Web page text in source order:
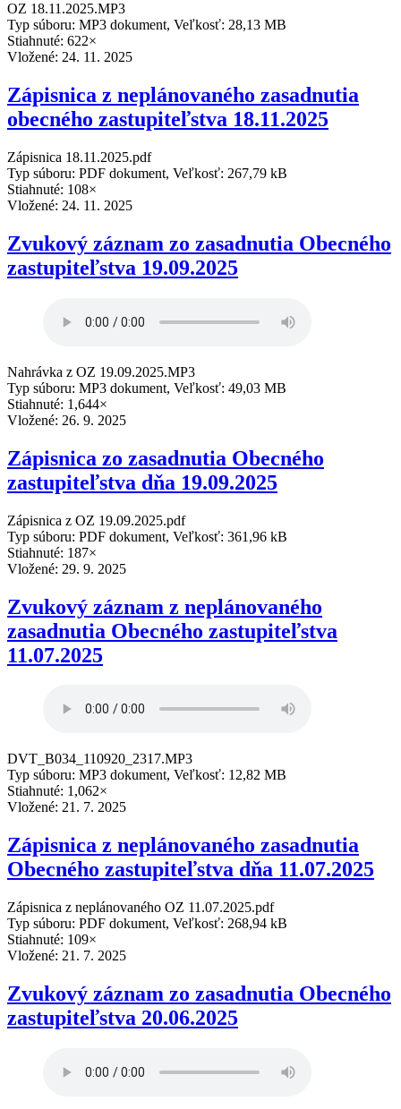
OZ 18.11.2025.MP3
Typ súboru: MP3 dokument, Veľkosť: 28,13 MB
Stiahnuté: 622×
Vložené: 24. 11. 2025
Zápisnica z neplánovaného zasadnutia
obecného zastupiteľstva 18.11.2025
Zápisnica 18.11.2025.pdf
Typ súboru: PDF dokument, Veľkosť: 267,79 kB
Stiahnuté: 108×
Vložené: 24. 11. 2025
Zvukový záznam zo zasadnutia Obecného
zastupiteľstva 19.09.2025
Nahrávka z OZ 19.09.2025.MP3
Typ súboru: MP3 dokument, Veľkosť: 49,03 MB
Stiahnuté: 1,644×
Vložené: 26. 9. 2025
Zápisnica zo zasadnutia Obecného
zastupiteľstva dňa 19.09.2025
Zápisnica z OZ 19.09.2025.pdf
Typ súboru: PDF dokument, Veľkosť: 361,96 kB
Stiahnuté: 187×
Vložené: 29. 9. 2025
Zvukový záznam z neplánovaného
zasadnutia Obecného zastupiteľstva
11.07.2025
DVT_B034_110920_2317.MP3
Typ súboru: MP3 dokument, Veľkosť: 12,82 MB
Stiahnuté: 1,062×
Vložené: 21. 7. 2025
Zápisnica z neplánovaného zasadnutia
Obecného zastupiteľstva dňa 11.07.2025
Zápisnica z neplánovaného OZ 11.07.2025.pdf
Typ súboru: PDF dokument, Veľkosť: 268,94 kB
Stiahnuté: 109×
Vložené: 21. 7. 2025
Zvukový záznam zo zasadnutia Obecného
zastupiteľstva 20.06.2025